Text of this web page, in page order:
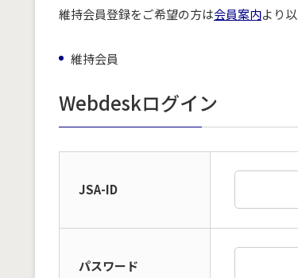
維持会員登録をご希望の方は会員案内より
維持会員
Webdeskログイン
JSA-ID
パスワード